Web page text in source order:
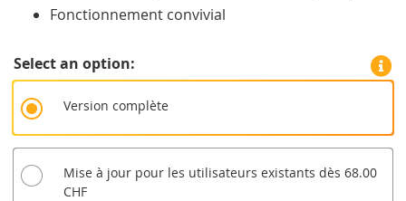
Fonctionnement convivial
Select an option
Version complète
Mise à jour pour les utilisateurs existants dès 68.00
CHF